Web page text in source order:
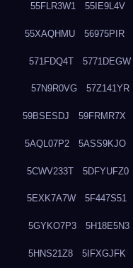
55FLR3W1 55IE9L4V
55XAQHMU 56975PIR
571FDQ4T 5771DEGW
57N9R0VG 57Z141YR
59BSESDJ 59FRMR7X
5AQL07P2 5ASS9KJO
5CWV233T 5DFYUFZ0
5EXK7A7W 5F447S51
5GYKO7P3 5H18E5N3
5HNS21Z8 5IFXGJFK